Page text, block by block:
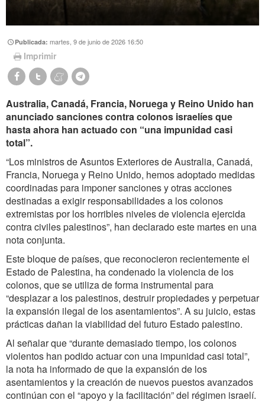
Publicada:martes, 9 de junio de 2026 16:50
Imprimir
Australia, Canadá, Francia, Noruega y Reino Unido han
anunciado sanciones contra colonos israelíes que
hasta ahora han actuado con “una impunidad casi
total”.
“Los ministros de Asuntos Exteriores de Australia, Canadá,
Francia, Noruega y Reino Unido, hemos adoptado medidas
coordinadas para imponer sanciones y otras acciones
destinadas a exigir responsabilidades a los colonos
extremistas por los horribles niveles de violencia ejercida
contra civiles palestinos”, han declarado este martes en una
nota conjunta.
Este bloque de países, que reconocieron recientemente el
Estado de Palestina, ha condenado la violencia de los
colonos, que se utiliza de forma instrumental para
“desplazar a los palestinos, destruir propiedades y perpetuar
la expansión ilegal de los asentamientos”. A su juicio, estas
prácticas dañan la viabilidad del futuro Estado palestino.
Al señalar que “durante demasiado tiempo, los colonos
violentos han podido actuar con una impunidad casi total”,
la nota ha informado de que la expansión de los
asentamientos y la creación de nuevos puestos avanzados
continúan con el “apoyo y la facilitación” del régimen israelí.